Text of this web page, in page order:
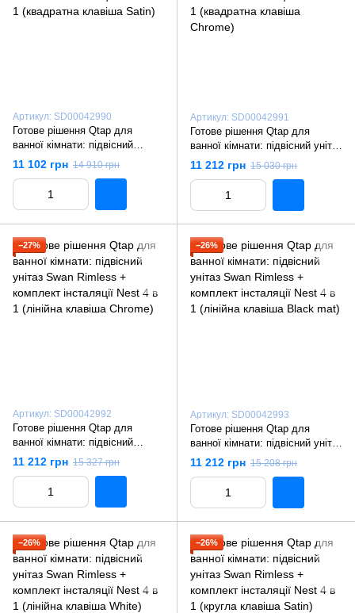
Артикул: SD00042990
Готове рішення Qtap для
ванної кімнати: підвісний
унітаз Swan Rimless +
комплект інсталяції Nest 4 в 1
11 102 грн 14 910 грн
Артикул: SD00042991
Готове рішення Qtap для
ванної кімнати: підвісний унітаз
Swan Rimless + комплект
інсталяції Nest 4 в 1
11 212 грн 15 030 грн
−27%
Артикул: SD00042992
Готове рішення Qtap для
ванної кімнати: підвісний
унітаз Swan Rimless +
комплект інсталяції Nest 4 в 1
11 212 грн 15 327 грн
−26%
Артикул: SD00042993
Готове рішення Qtap для
ванної кімнати: підвісний унітаз
Swan Rimless + комплект
інсталяції Nest 4 в 1 (лінійна
11 212 грн 15 208 грн
−26% −26%